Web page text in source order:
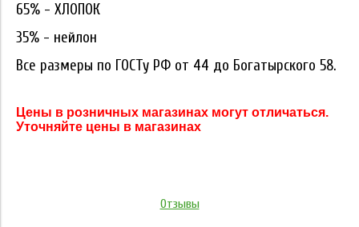
65% - ХЛОПОК
35% - нейлон
Все размеры по ГОСТу РФ от 44 до Богатырского 58.
Цены в розничных магазинах могут отличаться.
Уточняйте цены в магазинах
Отзывы